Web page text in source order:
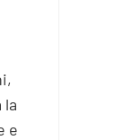
la
e